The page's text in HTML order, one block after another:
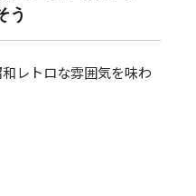
う
レトロな雰囲気を味わ